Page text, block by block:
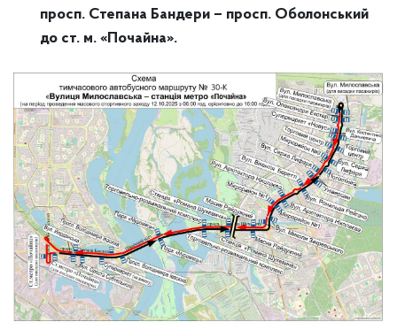
просп. Степана Бандери – просп. Оболонський
до ст. м. «Почайна».